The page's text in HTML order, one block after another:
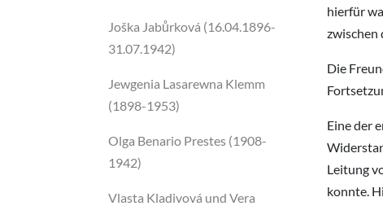
Joška Jabůrková (16.04.1896-
31.07.1942)
Jewgenia Lasarewna Klemm
(1898-1953)
Olga Benario Prestes (1908-
1942)
Vlasta Kladivová und Vera
hierfür
zwischen
Die
Eine der
Leitung
konnte.